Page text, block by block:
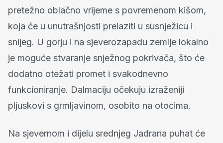
pretežno oblačno vrijeme s povremenom kišom,
koja će u unutrašnjosti prelaziti u susnježicu i
snijeg. U gorju i na sjeverozapadu zemlje lokalno
je moguće stvaranje snježnog pokrivača, što će
dodatno otežati promet i svakodnevno
funkcioniranje. Dalmaciju očekuju izraženiji
pljuskovi s grmljavinom, osobito na otocima.
Na sjevernom i dijelu srednjeg Jadrana puhat će